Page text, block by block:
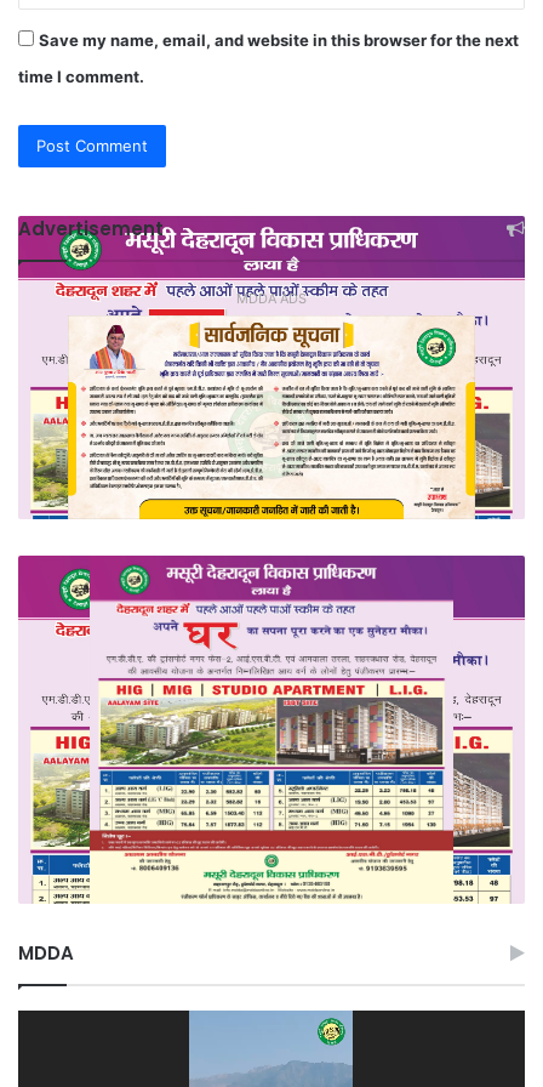
Save my name, email, and website in this browser for the next
time I comment.
Advertisement
MDDA ADS
MDDA